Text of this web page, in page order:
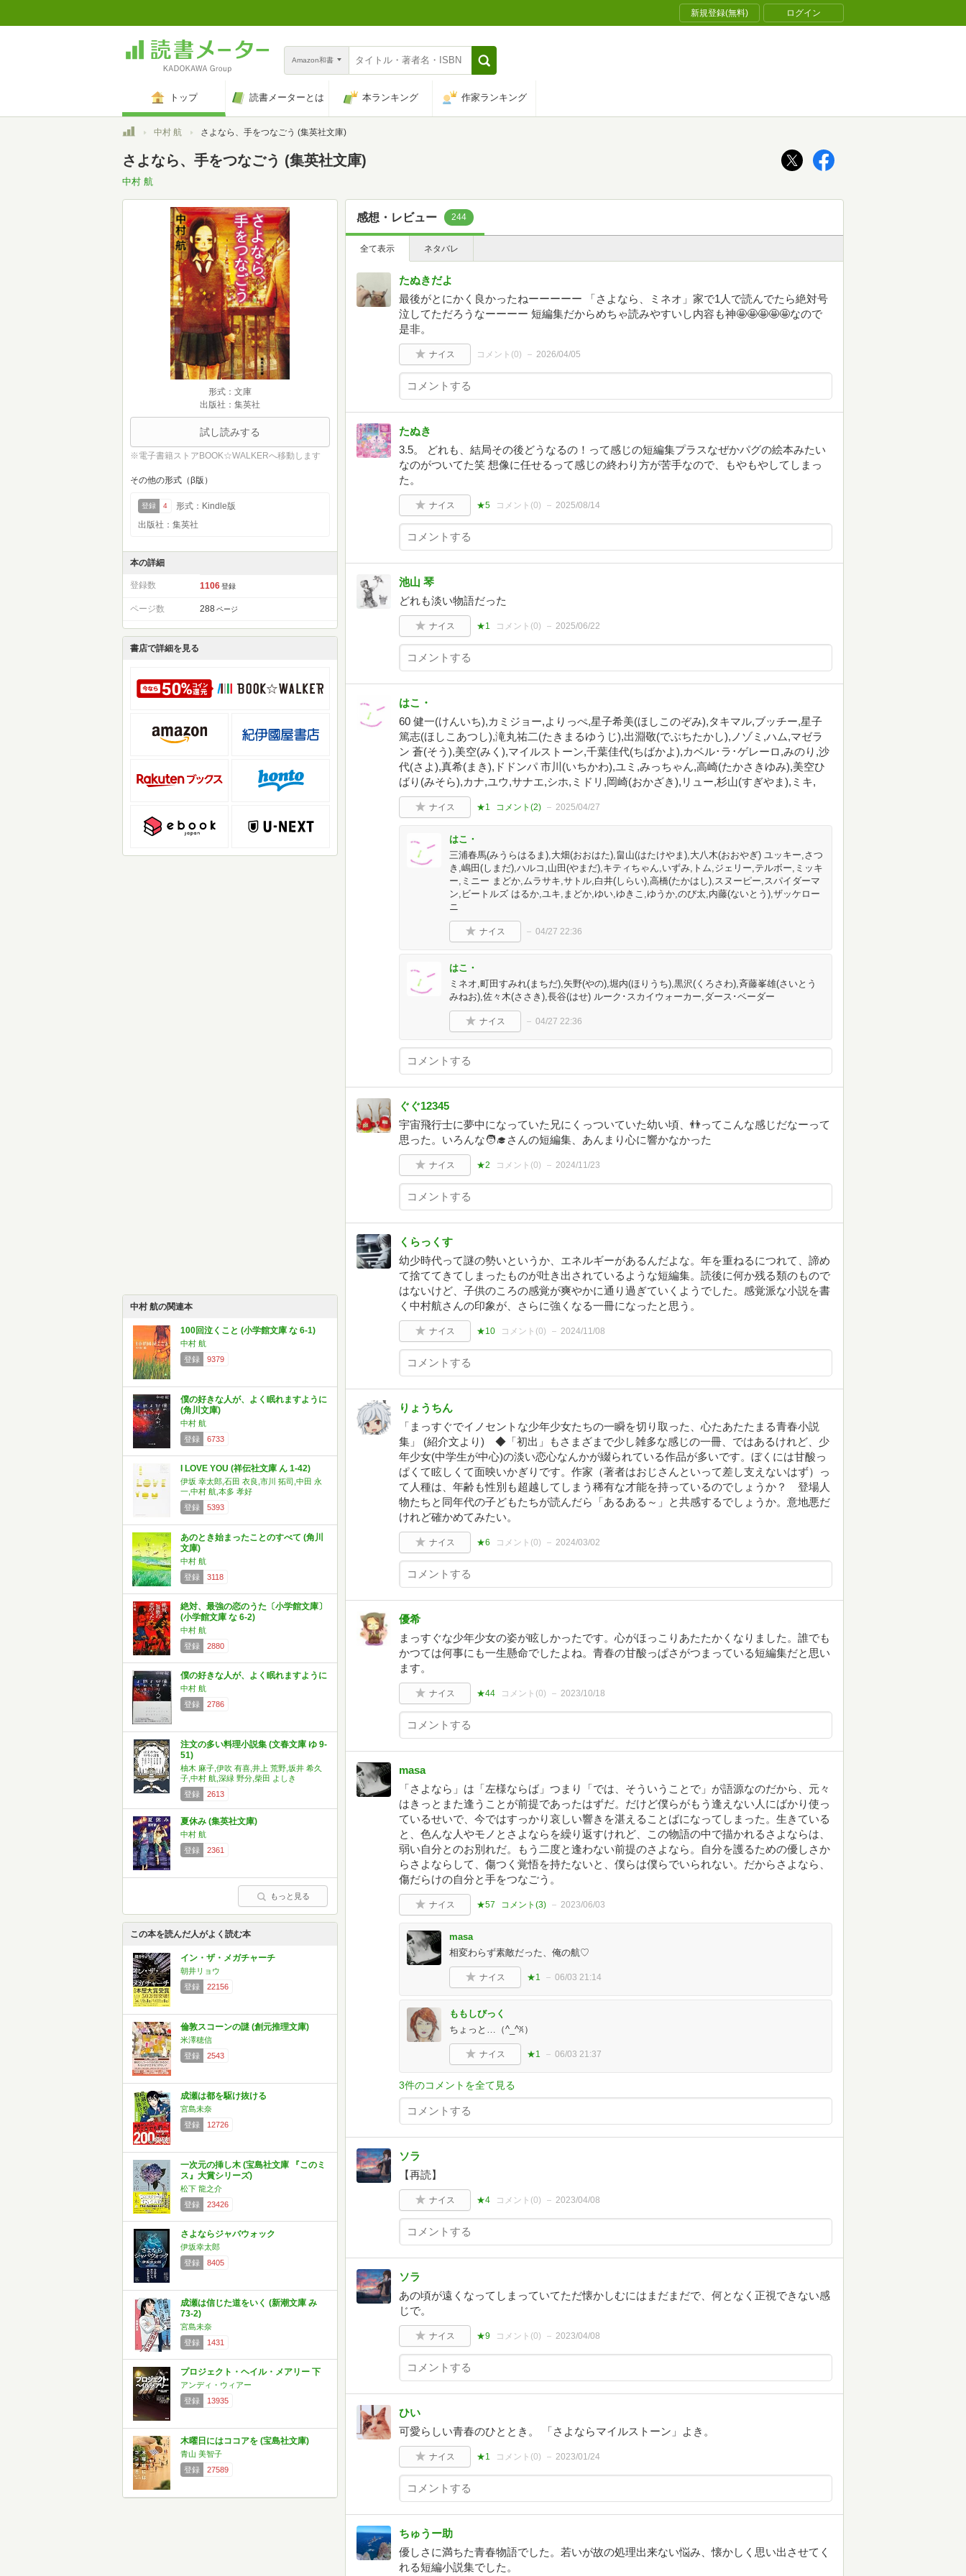
新規登録(無料) ログイン
Amazon和書
トップ 読書メーターとは 本ランキング 作家ランキング
トップ中村 航 さよなら、手をつなごう (集英社文庫)
さよなら、手をつなごう (集英社文庫)
中村 航
形式：文庫
出版社：集英社
試し読みする
※電子書籍ストアBOOK☆WALKERへ移動します
その他の形式（β版）
登録 4
形式：Kindle版
出版社：集英社
本の詳細
登録数 1106 登録
ページ数 288 ページ
書店で詳細を見る
中村 航の関連本
100回泣くこと (小学館文庫 な 6-1)
中村 航
登録
9379
僕の好きな人が、よく眠れますように
(角川文庫)
中村 航
登録
6733
I LOVE YOU (祥伝社文庫 ん 1-42)
伊坂 幸太郎,石田 衣良,市川 拓司,中田 永
一,中村 航,本多 孝好
登録
5393
あのとき始まったことのすべて (角川
文庫)
中村 航
登録
3118
絶対、最強の恋のうた〔小学館文庫〕
(小学館文庫 な 6-2)
中村 航
登録
2880
僕の好きな人が、よく眠れますように
中村 航
登録
2786
注文の多い料理小説集 (文春文庫 ゆ 9-
51)
柚木 麻子,伊吹 有喜,井上 荒野,坂井 希久
子,中村 航,深緑 野分,柴田 よしき
登録
2613
夏休み (集英社文庫)
中村 航
登録
2361
もっと見る
この本を読んだ人がよく読む本
イン・ザ・メガチャーチ
朝井リョウ
登録
22156
倫敦スコーンの謎 (創元推理文庫)
米澤穂信
登録
2543
成瀬は都を駆け抜ける
宮島未奈
登録
12726
一次元の挿し木 (宝島社文庫 『このミ
ス』大賞シリーズ)
松下 龍之介
登録
23426
さよならジャバウォック
伊坂幸太郎
登録
8405
成瀬は信じた道をいく (新潮文庫 み
73-2)
宮島未奈
登録
1431
プロジェクト・ヘイル・メアリー 下
アンディ・ウィアー
登録
13935
木曜日にはココアを (宝島社文庫)
青山 美智子
登録
27589
感想・レビュー 244
全て表示 ネタバレ
たぬきだよ
最後がとにかく良かったねーーーーー 「さよなら、ミネオ」家で1人で読んでたら絶対号
泣してただろうなーーーー 短編集だからめちゃ読みやすいし内容も神🤩🤩🤩🤩🤩なので
是非。
ナイス コメント(0) 2026/04/05
たぬき
3.5。 どれも、結局その後どうなるの！って感じの短編集プラスなぜかパグの絵本みたい
なのがついてた笑 想像に任せるって感じの終わり方が苦手なので、もやもやしてしまっ
た。
ナイス ★5 コメント(0) 2025/08/14
池山 琴
どれも淡い物語だった
ナイス ★1 コメント(0) 2025/06/22
はこ・
60 健一(けんいち),カミジョー,よりっぺ,星子希美(ほしこのぞみ),タキマル,ブッチー,星子
篤志(ほしこあつし),滝丸祐二(たきまるゆうじ),出淵敬(でぶちたかし),ノゾミ,ハム,マゼラ
ン 蒼(そう),美空(みく),マイルストーン,千葉佳代(ちばかよ),カベル･ラ･ゲレーロ,みのり,沙
代(さよ),真希(まき),ドドンパ 市川(いちかわ),ユミ,みっちゃん,高崎(たかさきゆみ),美空ひ
ばり(みそら),カナ,ユウ,サナエ,シホ,ミドリ,岡崎(おかざき),リュー,杉山(すぎやま),ミキ,
ナイス ★1 コメント(2) 2025/04/27
はこ・
三浦春馬(みうらはるま),大畑(おおはた),畠山(はたけやま),大八木(おおやぎ) ユッキー,さつ
き,嶋田(しまだ),ハルコ,山田(やまだ),キティちゃん,いずみ,トム,ジェリー,テルボー,ミッキ
ー,ミニー まどか,ムラサキ,サトル,白井(しらい),高橋(たかはし),スヌーピー,スパイダーマ
ン,ビートルズ はるか,ユキ,まどか,ゆい,ゆきこ,ゆうか,のび太,内藤(ないとう),ザッケロー
ニ
ナイス 04/27 22:36
はこ・
ミネオ,町田すみれ(まちだ),矢野(やの),堀内(ほりうち),黒沢(くろさわ),斉藤峯雄(さいとう
みねお),佐々木(ささき),長谷(はせ) ルーク･スカイウォーカー,ダース･ベーダー
ナイス 04/27 22:36
ぐぐ12345
宇宙飛行士に夢中になっていた兄にくっついていた幼い頃、👬ってこんな感じだなーって
思った。いろんな🧑‍🎓さんの短編集、あんまり心に響かなかった
ナイス ★2 コメント(0) 2024/11/23
くらっくす
幼少時代って謎の勢いというか、エネルギーがあるんだよな。年を重ねるにつれて、諦め
て捨ててきてしまったものが吐き出されているような短編集。読後に何か残る類のもので
はないけど、子供のころの感覚が爽やかに通り過ぎていくようでした。感覚派な小説を書
く中村航さんの印象が、さらに強くなる一冊になったと思う。
ナイス ★10 コメント(0) 2024/11/08
りょうちん
「まっすぐでイノセントな少年少女たちの一瞬を切り取った、心たあたたまる青春小説
集」 (紹介文より) ◆「初出」もさまざまで少し雑多な感じの一冊、ではあるけれど、少
年少女(中学生が中心)の淡い恋心なんかが綴られている作品が多いです。ぼくには甘酸っ
ぱくて眩しくて面映いかぎりです。作家（著者はおじさんといって差し支えないはず）っ
て人種は、年齢も性別も超越してしまう稀有な才能を持っているのでしょうか？ 登場人
物たちと同年代の子どもたちが読んだら「あるある～」と共感するでしょうか。意地悪だ
けれど確かめてみたい。
ナイス ★6 コメント(0) 2024/03/02
優希
まっすぐな少年少女の姿が眩しかったです。心がほっこりあたたかくなりました。誰でも
かつては何事にも一生懸命でしたよね。青春の甘酸っぱさがつまっている短編集だと思い
ます。
ナイス ★44 コメント(0) 2023/10/18
masa
「さよなら」は「左様ならば」つまり「では、そういうことで」が語源なのだから、元々
はきっとまた逢うことが前提であったはずだ。だけど僕らがもう逢えない人にばかり使っ
ているせいで、今ではすっかり哀しい響きを湛えることばになってしまった。生きている
と、色んな人やモノとさよならを繰り返すけれど、この物語の中で描かれるさよならは、
弱い自分とのお別れだ。もう二度と逢わない前提のさよなら。自分を護るための優しさか
らさよならして、傷つく覚悟を持たないと、僕らは僕らでいられない。だからさよなら、
傷だらけの自分と手をつなごう。
ナイス ★57 コメント(3) 2023/06/03
masa
相変わらず素敵だった、俺の航♡
ナイス ★1 06/03 21:14
ももしびっく
ちょっと…（^_^ꐦ）
ナイス ★1 06/03 21:37
3件のコメントを全て見る
ソラ
【再読】
ナイス ★4 コメント(0) 2023/04/08
ソラ
あの頃が遠くなってしまっていてただ懐かしむにはまだまだで、何となく正視できない感
じで。
ナイス ★9 コメント(0) 2023/04/08
ひい
可愛らしい青春のひととき。 「さよならマイルストーン」よき。
ナイス ★1 コメント(0) 2023/01/24
ちゅうー助
優しさに満ちた青春物語でした。若いが故の処理出来ない悩み、懐かしく思い出させてく
れる短編小説集でした。